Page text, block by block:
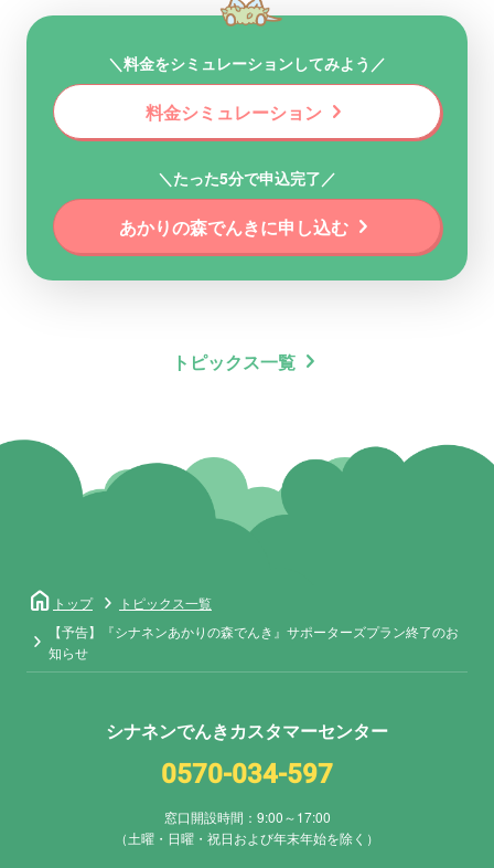
＼料金をシミュレーションしてみよう／
料金シミュレーション chevron_right
＼たった5分で申込完了／
あかりの森でんきに申し込む chevron_right
トピックス一覧 chevron_right
home トップ
トピックス一覧
【予告】『シナネンあかりの森でんき』サポーターズプラン終了のお
知らせ
シナネンでんきカスタマーセンター
0570-034-597
窓口開設時間：9:00～17:00
（土曜・日曜・祝日および年末年始を除く）